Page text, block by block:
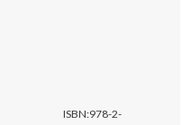
ISBN:978-2-